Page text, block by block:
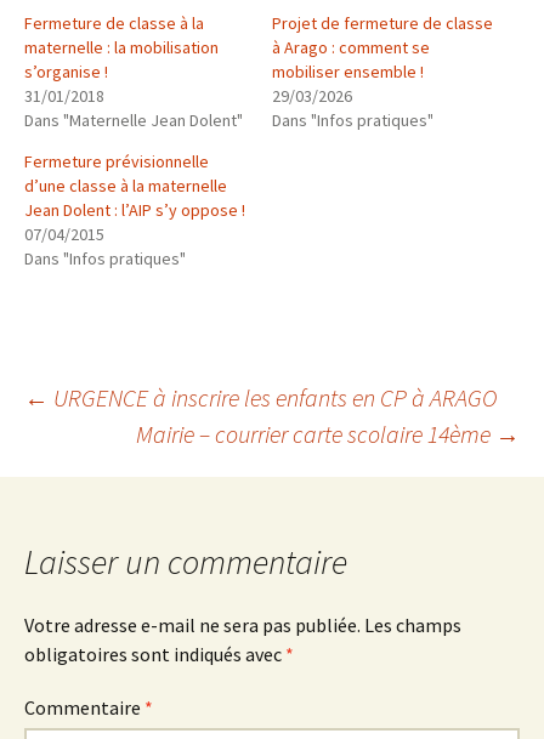
Fermeture de classe à la
maternelle : la mobilisation
s’organise !
31/01/2018
Dans "Maternelle Jean Dolent"
Projet de fermeture de classe
à Arago : comment se
mobiliser ensemble !
29/03/2026
Dans "Infos pratiques"
Fermeture prévisionnelle
d’une classe à la maternelle
Jean Dolent : l’AIP s’y oppose !
07/04/2015
Dans "Infos pratiques"
Navigation
des
articles
← URGENCE à inscrire les enfants en CP à ARAGO
Mairie – courrier carte scolaire 14ème →
Laisser un commentaire
Votre adresse e-mail ne sera pas publiée. Les champs
obligatoires sont indiqués avec *
Commentaire *